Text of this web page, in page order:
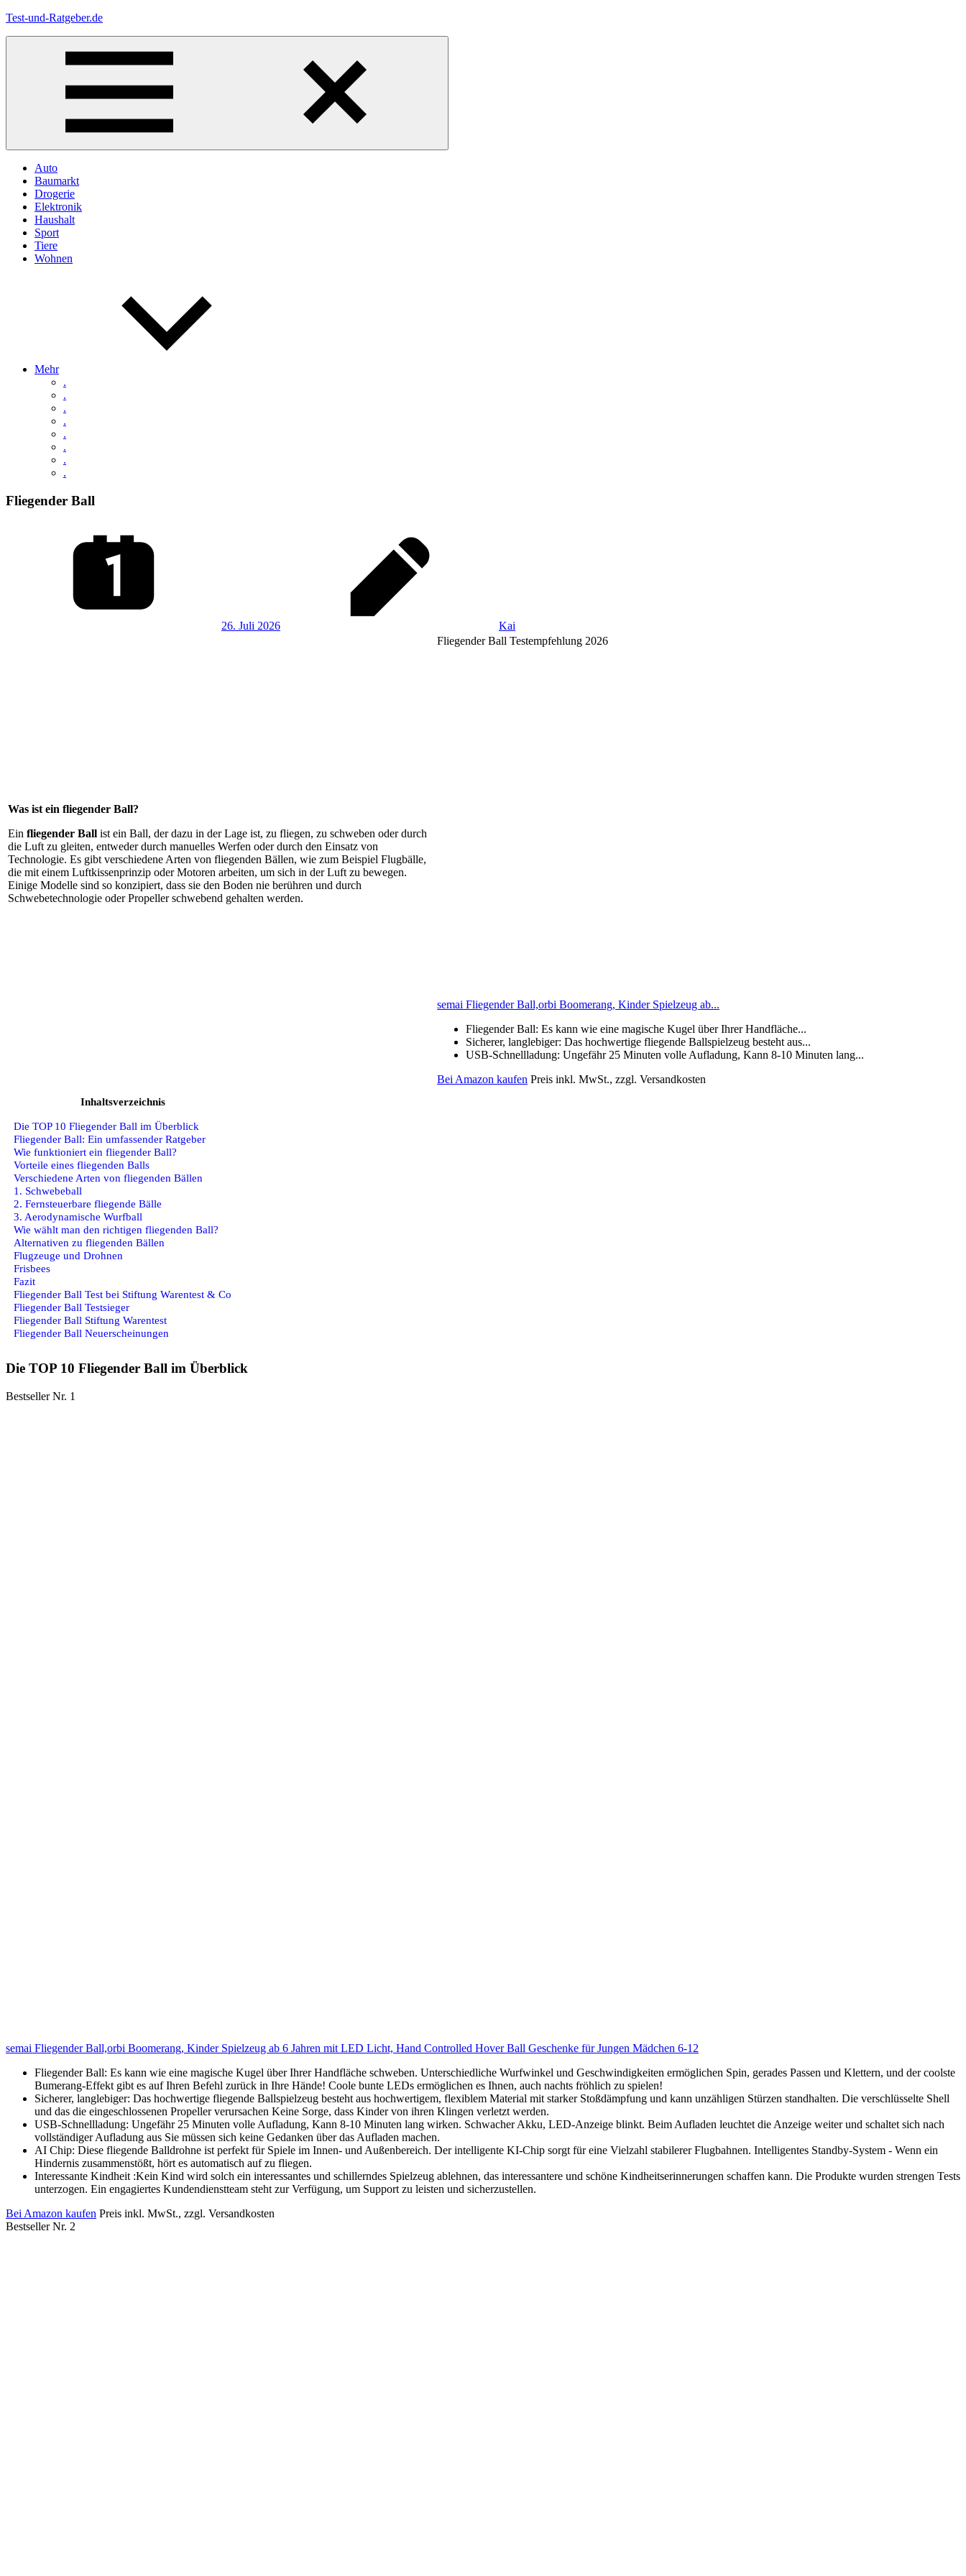
Zum
Test-und-Ratgeber.de
Menü
Auto
Baumarkt
Drogerie
Elektronik
Haushalt
Sport
Tiere
Wohnen
Mehr
.
.
.
.
.
.
.
.
Fliegender Ball
26. Juli 2026 Kai
Was ist ein fliegender Ball?
Ein fliegender Ball ist ein Ball, der dazu in der Lage ist, zu fliegen, zu schweben oder durch
die Luft zu gleiten, entweder durch manuelles Werfen oder durch den Einsatz von
Technologie. Es gibt verschiedene Arten von fliegenden Bällen, wie zum Beispiel Flugbälle,
die mit einem Luftkissenprinzip oder Motoren arbeiten, um sich in der Luft zu bewegen.
Einige Modelle sind so konzipiert, dass sie den Boden nie berühren und durch
Schwebetechnologie oder Propeller schwebend gehalten werden.
Fliegender Ball Testempfehlung 2026
semai Fliegender Ball,orbi Boomerang, Kinder Spielzeug ab...
Fliegender Ball: Es kann wie eine magische Kugel über Ihrer Handfläche...
Sicherer, langlebiger: Das hochwertige fliegende Ballspielzeug besteht aus...
USB-Schnellladung: Ungefähr 25 Minuten volle Aufladung, Kann 8-10 Minuten lang...
Bei Amazon kaufen Preis inkl. MwSt., zzgl. Versandkosten
Inhaltsverzeichnis
Die TOP 10 Fliegender Ball im Überblick
Fliegender Ball: Ein umfassender Ratgeber
Wie funktioniert ein fliegender Ball?
Vorteile eines fliegenden Balls
Verschiedene Arten von fliegenden Bällen
1. Schwebeball
2. Fernsteuerbare fliegende Bälle
3. Aerodynamische Wurfball
Wie wählt man den richtigen fliegenden Ball?
Alternativen zu fliegenden Bällen
Flugzeuge und Drohnen
Frisbees
Fazit
Fliegender Ball Test bei Stiftung Warentest & Co
Fliegender Ball Testsieger
Fliegender Ball Stiftung Warentest
Fliegender Ball Neuerscheinungen
Die TOP 10 Fliegender Ball im Überblick
Bestseller Nr. 1
semai Fliegender Ball,orbi Boomerang, Kinder Spielzeug ab 6 Jahren mit LED Licht, Hand Controlled Hover Ball Geschenke für Jungen Mädchen 6-12
Fliegender Ball: Es kann wie eine magische Kugel über Ihrer Handfläche schweben. Unterschiedliche Wurfwinkel und Geschwindigkeiten ermöglichen Spin, gerades Passen und Klettern, und der coolste
Bumerang-Effekt gibt es auf Ihren Befehl zurück in Ihre Hände! Coole bunte LEDs ermöglichen es Ihnen, auch nachts fröhlich zu spielen!
Sicherer, langlebiger: Das hochwertige fliegende Ballspielzeug besteht aus hochwertigem, flexiblem Material mit starker Stoßdämpfung und kann unzähligen Stürzen standhalten. Die verschlüsselte Shell
und das die eingeschlossenen Propeller verursachen Keine Sorge, dass Kinder von ihren Klingen verletzt werden.
USB-Schnellladung: Ungefähr 25 Minuten volle Aufladung, Kann 8-10 Minuten lang wirken. Schwacher Akku, LED-Anzeige blinkt. Beim Aufladen leuchtet die Anzeige weiter und schaltet sich nach
vollständiger Aufladung aus Sie müssen sich keine Gedanken über das Aufladen machen.
AI Chip: Diese fliegende Balldrohne ist perfekt für Spiele im Innen- und Außenbereich. Der intelligente KI-Chip sorgt für eine Vielzahl stabilerer Flugbahnen. Intelligentes Standby-System - Wenn ein
Hindernis zusammenstößt, hört es automatisch auf zu fliegen.
Interessante Kindheit :Kein Kind wird solch ein interessantes und schillerndes Spielzeug ablehnen, das interessantere und schöne Kindheitserinnerungen schaffen kann. Die Produkte wurden strengen Tests
unterzogen. Ein engagiertes Kundendienstteam steht zur Verfügung, um Support zu leisten und sicherzustellen.
Bei Amazon kaufen Preis inkl. MwSt., zzgl. Versandkosten
Bestseller Nr. 2